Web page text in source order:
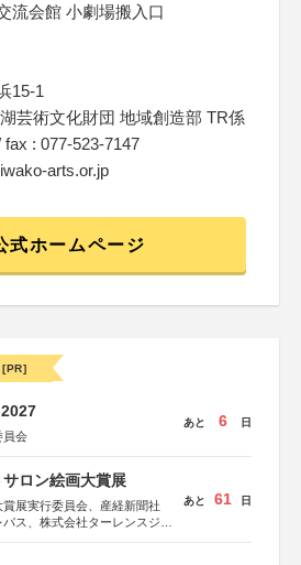
流会館 小劇場搬入口
15-1
芸術文化財団 地域創造部 TR係
fax : 077-523-7147
arts.or.jp
式ホームページ
[PR]
員会
あと 6 日
ロン絵画大賞展
展実行委員会、産経新聞社
ス、株式会社ターレンスジャ
あと 61 日